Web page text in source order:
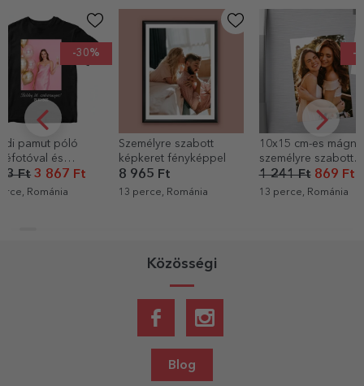
Személyre szabott
képkeret fényképpel
8 965 Ft
13 perce, Románia
10x15 cm-es mágnes,
személyre szabott
fotóval
1 241 Ft
13 perce, Románia
Egyedi
négyzet
5 523 Ft3
13 perce,
Közösségi
Blog